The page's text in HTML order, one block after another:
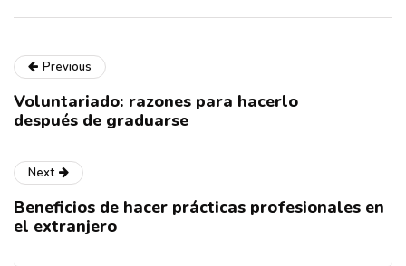
Previous
Voluntariado: razones para hacerlo
después de graduarse
Next
Beneficios de hacer prácticas profesionales en
el extranjero